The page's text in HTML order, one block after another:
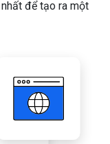
để tạo ra một